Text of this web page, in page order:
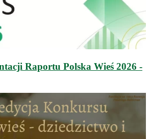
Raportu Polska Wieś 2026 -